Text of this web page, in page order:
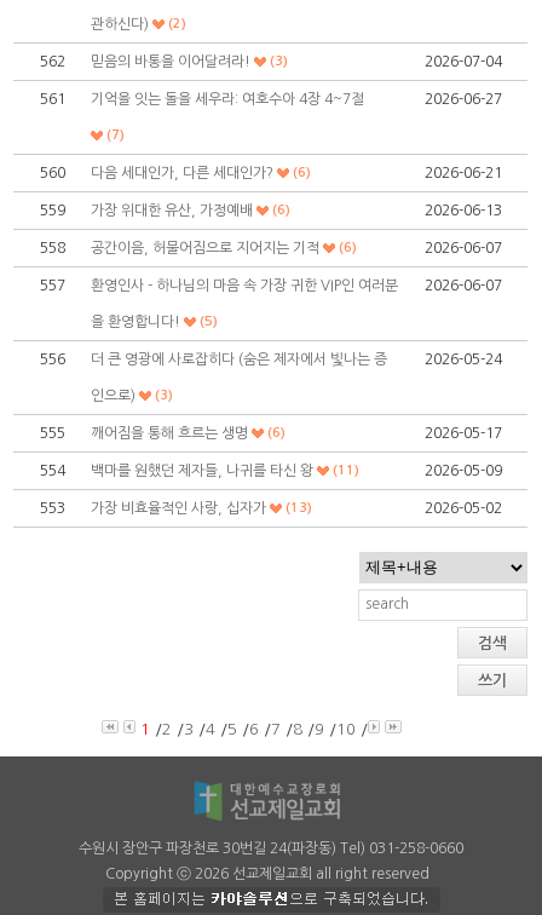
관하신다) (2)
562 믿음의 바통을 이어달려라! (3) 2026-07-04
561 기억을 잇는 돌을 세우라: 여호수아 4장 4~7절
(7)
2026-06-27
560 다음 세대인가, 다른 세대인가? (6) 2026-06-21
559 가장 위대한 유산, 가정예배 (6) 2026-06-13
558 공간이음, 허물어짐으로 지어지는 기적 (6) 2026-06-07
557 환영인사 - 하나님의 마음 속 가장 귀한 VIP인 여러분
을 환영합니다! (5)
2026-06-07
556 더 큰 영광에 사로잡히다 (숨은 제자에서 빛나는 증
인으로) (3)
2026-05-24
555 깨어짐을 통해 흐르는 생명 (6) 2026-05-17
554 백마를 원했던 제자들, 나귀를 타신 왕 (11) 2026-05-09
553 가장 비효율적인 사랑, 십자가 (13) 2026-05-02
검색
쓰기
1 /2 /3 /4/5 /6 /7 /8/9 /10 /
수원시 장안구 파장천로 30번길 24(파장동) Tel) 031-258-0660
Copyright ⓒ 2026 선교제일교회 all right reserved